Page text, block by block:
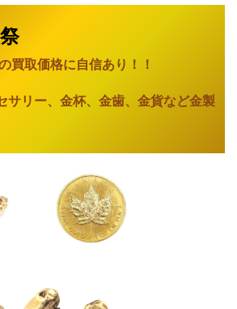
買取価格に自信あり ！！
サリー、金杯、金歯、金貨など金製